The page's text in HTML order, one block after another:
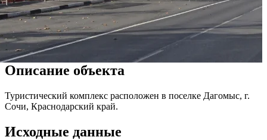
Описание объекта
Туристический комплекс расположен в поселке Дагомыс, г.
Сочи, Краснодарский край.
Исходные данные